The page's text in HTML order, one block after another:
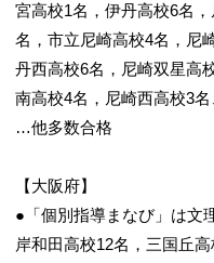
宮高校1名，伊丹高校6名
名，市立尼崎高校4名，尼
丹西高校6名，尼崎双星高
南高校4名，尼崎西高校3
…他多数合格
【大阪府】
●「個別指導まなび」は文
岸和田高校12名，三国丘